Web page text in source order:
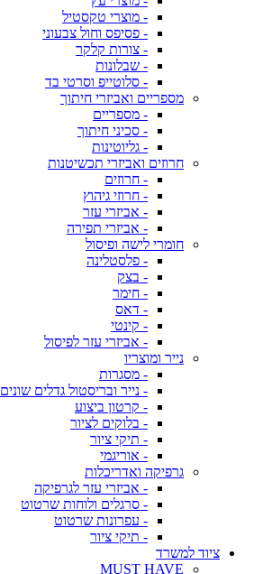
- מוצרי טקסטיל
- פסיפס וחול צבעוני
- צורות קלקר
- שבלונות
- סלוטייפ וסרטי בד
מספריים ואביזרי חיתוך
- מספריים
- סכיני חיתוך
- גליוטינות
חרוזים ואביזרי תכשיטנות
- חרוזים
- חרוזי גיהוץ
- אביזרי עזר
- אביזרי תפירה
חומרי לישה ופיסול
- פלסטלינה
- בצק
- חימר
- דאס
- קינטי
- אביזרי עזר לפיסול
נייר ומוצריו
- מסגרות
- נייר ובריסטול גדלים שונים
- קרטון ביצוע
- בלוקים לציור
- תיקי ציור
- אוריגמי
גרפיקה ואדריכלות
- אביזרי עזר לגרפיקה
- סרגלים ולוחות שרטוט
- עפרונות שרטוט
- תיקי ציור
ציוד למשרד
MUST HAVE